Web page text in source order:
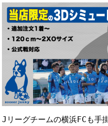
Jリーグチームの横浜FCも手